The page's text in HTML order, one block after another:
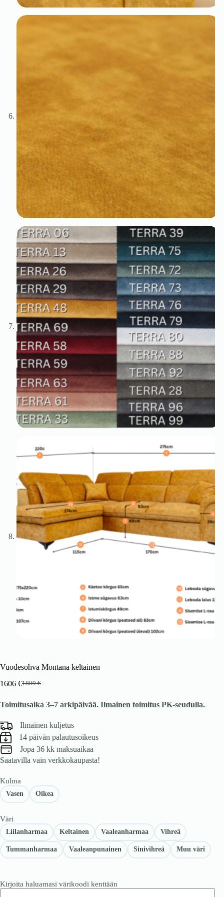
Vuodesohva Montana keltainen
1889€
Alkuperäinen
oli:
1606 €Nykyinen
on:
Toimitusaika 3–7 arkipäivää. Ilmainen toimitus PK-seudulla.
Ilmainen kuljetus
14 päivän palautusoikeus
Jopa 36 kk maksuaikaa
Saatavilla vain verkkokaupasta!
Kulma
Vasen Oikea
Väri
Liilanharmaa Keltainen Vaaleanharmaa Vihreä
Tummanharmaa Vaaleanpunainen Sinivihreä Muu väri
Kirjoita haluamasi värikoodi kenttään